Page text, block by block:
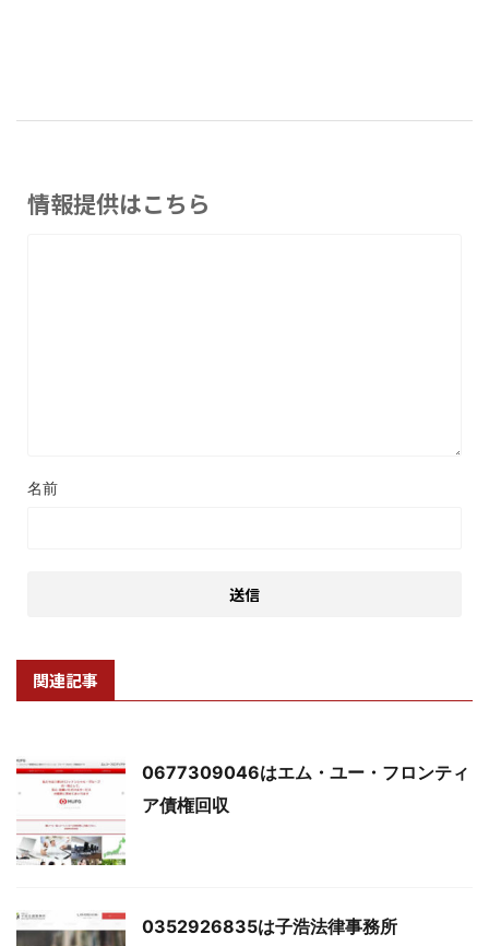
情報提供はこちら
名前
関連記事
0677309046はエム・ユー・フロンティ
ア債権回収
0352926835は子浩法律事務所